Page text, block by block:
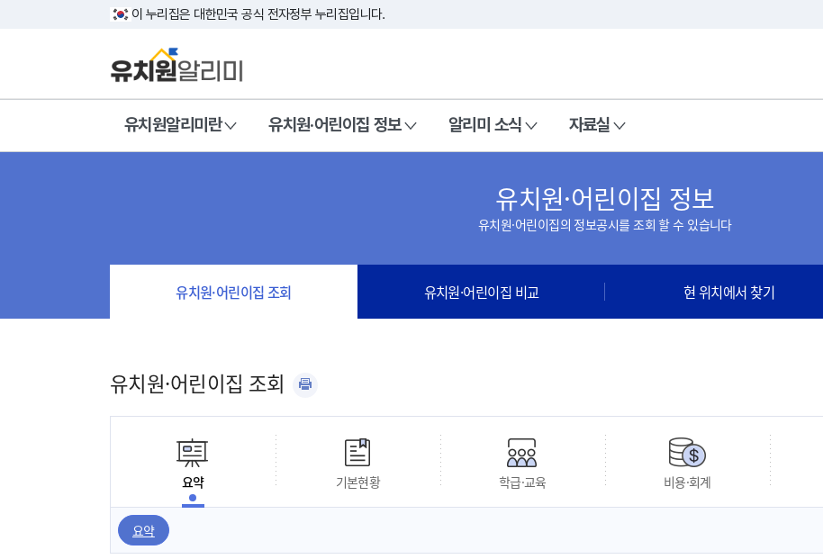
이 누리집은 대한민국 공식 전자정부 누리집입니다.
유치원알리미란 유치원·어린이집 정보 알리미 소식 자료실
유치원·어린이집 정보
유치원·어린이집의 정보공시를 조회 할 수 있습니다
유치원·어린이집 조회 유치원·어린이집 비교 현 위치에서 찾기
유치원·어린이집 조회
요약 기본현황 학급·교육 비용·회계
요약